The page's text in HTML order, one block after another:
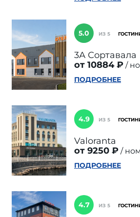
5.0 ИЗ 5
3А Сортавала
от 10884 ₽
ПОДРОБНЕЕ
4.9 ИЗ 5
Valoranta
от 9250 ₽
ПОДРОБНЕЕ
4.7 ИЗ 5